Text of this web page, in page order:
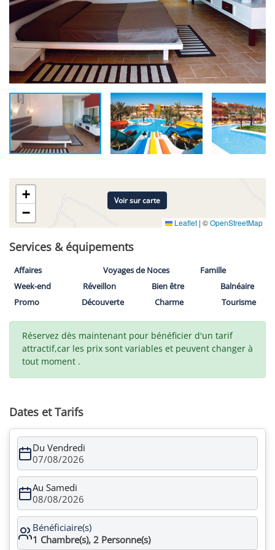
+
−
Leaflet | ©OpenStreetMap
Voir sur carte
Services & équipements
Affaires Voyages de Noces
Famille
Week-end
Réveillon Bien être
Balnéaire
Promo
Découverte Charme Tourisme
Réservez dès maintenant pour bénéficier d'un tarif
attractif,car les prix sont variables et peuvent changer à
tout moment .
Dates et Tarifs
Du Vendredi
07/08/2026
Au Samedi
08/08/2026
Bénéficiaire(s)
1 Chambre(s), 2 Personne(s)